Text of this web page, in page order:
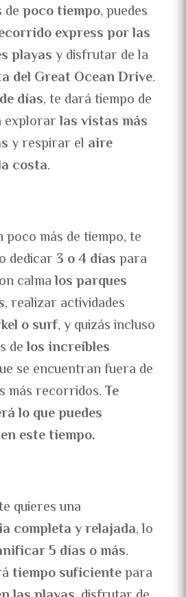
depoco tiempo, puedes
express por las
playasy disfrutar de la
del Great Ocean Drive.
días, te dará tiempo de
explorarlas vistas más
y respirar el aire
costa.
poco más de tiempo, te
dedicar3 o 4 díaspara
calmalos parques
, realizar actividades
o surf, y quizás incluso
delos increíbles
se encuentran fuera de
más recorridos.Te
lo que puedes
este tiempo.
quieres una
completa y relajada, lo
5 días o más.
tiempo suficientepara